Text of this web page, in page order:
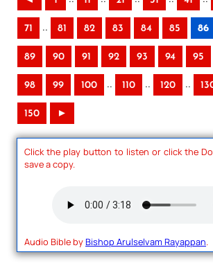
71 .. 81 82 83 84 85 86
89 90 91 92 93 94 95
98 99 100 .. 110 .. 120 ..
150 ►
Click the play button to listen or click the
save a copy.
Audio Bible byBishop Arulselvam Rayappan.